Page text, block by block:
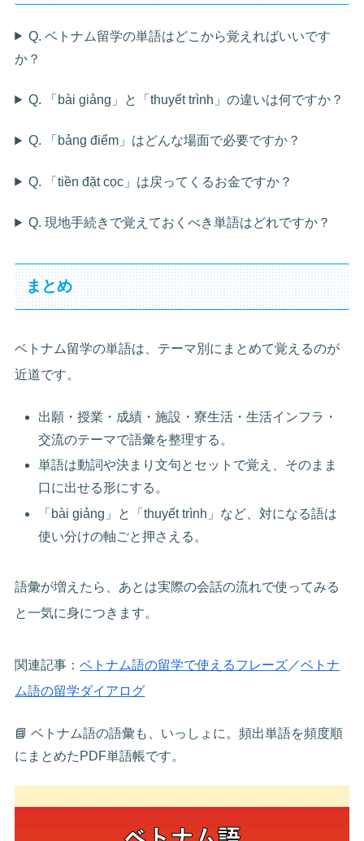
Q. ベトナム留学の単語はどこから覚えればいいです
か？
Q. 「bài giảng」と「thuyết trình」の違いは何ですか？
Q. 「bảng điểm」はどんな場面で必要ですか？
Q. 「tiền đặt cọc」は戻ってくるお金ですか？
Q. 現地手続きで覚えておくべき単語はどれですか？
まとめ
ベトナム留学の単語は、テーマ別にまとめて覚えるのが
近道です。
出願・授業・成績・施設・寮生活・生活インフラ・
交流のテーマで語彙を整理する。
単語は動詞や決まり文句とセットで覚え、そのまま
口に出せる形にする。
「bài giảng」と「thuyết trình」など、対になる語は
使い分けの軸ごと押さえる。
語彙が増えたら、あとは実際の会話の流れで使ってみる
と一気に身につきます。
関連記事：ベトナム語の留学で使えるフレーズ ／ベトナ
ム語の留学ダイアログ
📘 ベトナム語の語彙も、いっしょに。頻出単語を頻度順
にまとめたPDF単語帳です。